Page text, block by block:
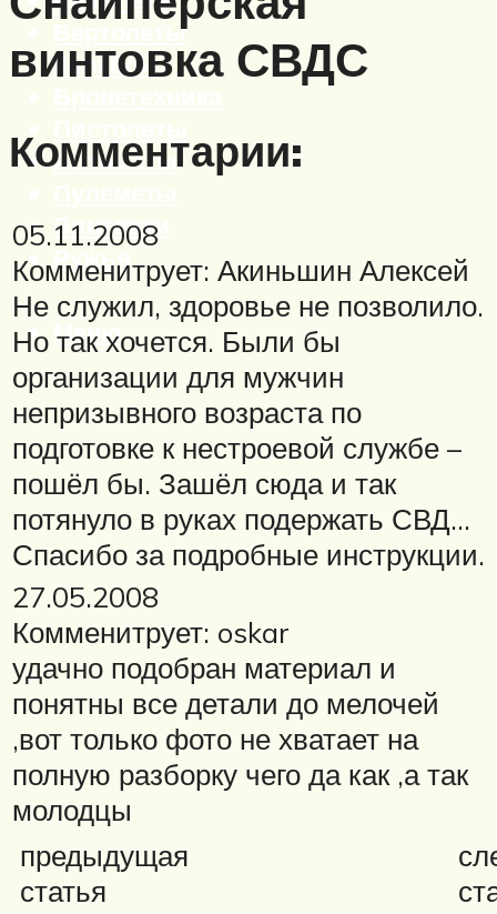
Вертолеты
Корабли
Автоматы
Винтовки
Ружья
Меню
винтовка СВДС
Комментарии:
05.11.2008
Комменитрует: Акиньшин Алексей
Не служил, здоровье не позволило.
Но так хочется. Были бы
организации для мужчин
непризывного возраста по
подготовке к нестроевой службе –
пошёл бы. Зашёл сюда и так
потянуло в руках подержать СВД…
Спасибо за подробные инструкции.
27.05.2008
Комменитрует: oskar
удачно подобран материал и
понятны все детали до мелочей
,вот только фото не хватает на
полную разборку чего да как ,а так
молодцы
предыдущая
статья